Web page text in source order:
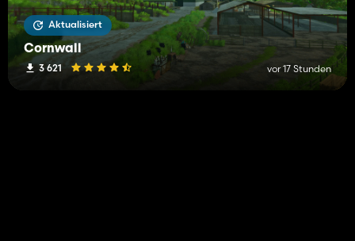
Aktualisiert
Cornwall
3 621 vor 17 Stunden